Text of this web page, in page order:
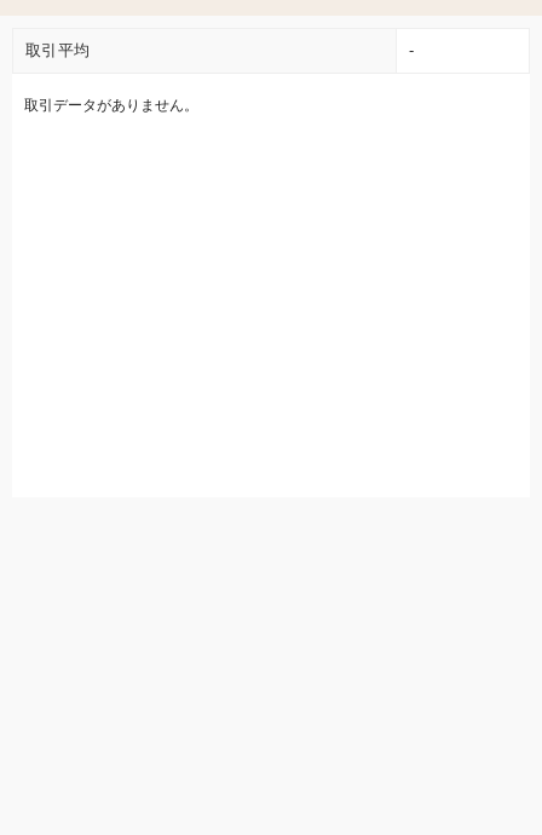
取引平均 -
取引データがありません。